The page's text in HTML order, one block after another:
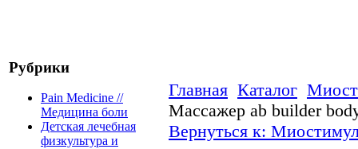
Рубрики
Pain Medicine //
Медицина боли
Детская лечебная
физкультура и
Главная Каталог
Массажер ab builder
Вернуться к: